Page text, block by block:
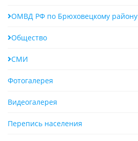
ОМВД РФ по Брюховецкому району
Общество
СМИ
Фотогалерея
Видеогалерея
Перепись населения